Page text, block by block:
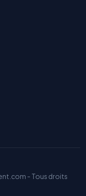
- Tous droits